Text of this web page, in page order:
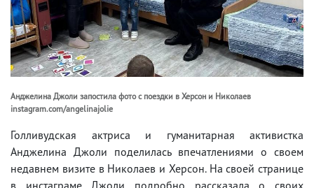
Анджелина Джоли запостила фото с поездки в Херсон и Николаев
instagram.com/angelinajolie
Голливудская актриса и гуманитарная активистка
Анджелина Джоли поделилась впечатлениями о своем
недавнем визите в Николаев и Херсон. На своей странице
в инстаграме Джоли подробно рассказала о своих